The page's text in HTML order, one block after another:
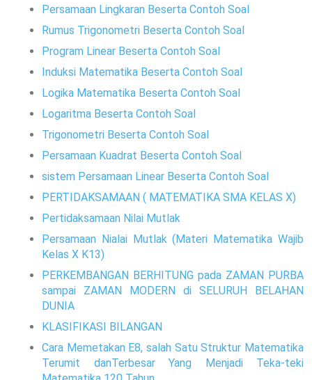
Persamaan Lingkaran Beserta Contoh Soal
Rumus Trigonometri Beserta Contoh Soal
Program Linear Beserta Contoh Soal
Induksi Matematika Beserta Contoh Soal
Logika Matematika Beserta Contoh Soal
Logaritma Beserta Contoh Soal
Trigonometri Beserta Contoh Soal
Persamaan Kuadrat Beserta Contoh Soal
sistem Persamaan Linear Beserta Contoh Soal
PERTIDAKSAMAAN ( MATEMATIKA SMA KELAS X)
Pertidaksamaan Nilai Mutlak
Persamaan Nialai Mutlak (Materi Matematika Wajib
Kelas X K13)
PERKEMBANGAN BERHITUNG pada ZAMAN PURBA
sampai ZAMAN MODERN di SELURUH BELAHAN
DUNIA
KLASIFIKASI BILANGAN
Cara Memetakan E8, salah Satu Struktur Matematika
Terumit danTerbesar Yang Menjadi Teka-teki